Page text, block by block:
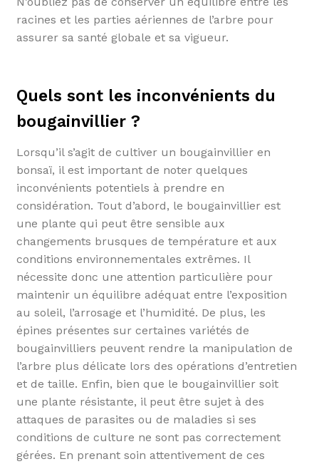
racines et les parties aériennes de l’arbre pour
assurer sa santé globale et sa vigueur.
Quels sont les inconvénients du
bougainvillier ?
Lorsqu’il s’agit de cultiver un bougainvillier en
bonsaï, il est important de noter quelques
inconvénients potentiels à prendre en
considération. Tout d’abord, le bougainvillier est
une plante qui peut être sensible aux
changements brusques de température et aux
conditions environnementales extrêmes. Il
nécessite donc une attention particulière pour
maintenir un équilibre adéquat entre l’exposition
au soleil, l’arrosage et l’humidité. De plus, les
épines présentes sur certaines variétés de
bougainvilliers peuvent rendre la manipulation de
l’arbre plus délicate lors des opérations d’entretien
et de taille. Enfin, bien que le bougainvillier soit
une plante résistante, il peut être sujet à des
attaques de parasites ou de maladies si ses
conditions de culture ne sont pas correctement
gérées. En prenant soin attentivement de ces